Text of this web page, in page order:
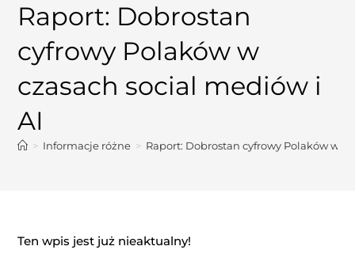
Raport: Dobrostan
cyfrowy Polaków w
czasach social mediów i
AI
> Informacje różne > Raport: Dobrostan cyfrowy Polaków w
Ten wpis jest już nieaktualny!